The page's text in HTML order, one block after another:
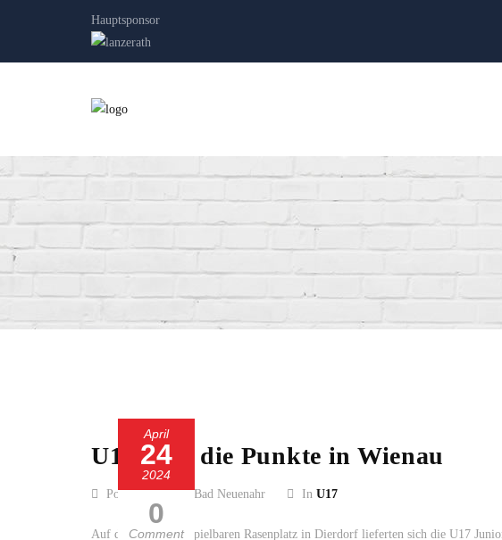
Hauptsponsor
April
24
2024
0
Comment
U17 lässt die Punkte in Wienau
Posted by SC 13 Bad Neuenahr In U17
Auf dem schwer bespielbaren Rasenplatz in Dierdorf lieferten sich die U17